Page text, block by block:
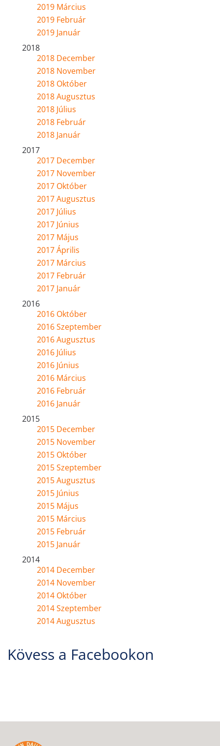
2019 Március
2019 Február
2019 Január
2018
2018 December
2018 November
2018 Október
2018 Augusztus
2018 Július
2018 Február
2018 Január
2017
2017 December
2017 November
2017 Október
2017 Augusztus
2017 Július
2017 Június
2017 Május
2017 Április
2017 Március
2017 Február
2017 Január
2016
2016 Október
2016 Szeptember
2016 Augusztus
2016 Július
2016 Június
2016 Március
2016 Február
2016 Január
2015
2015 December
2015 November
2015 Október
2015 Szeptember
2015 Augusztus
2015 Június
2015 Május
2015 Március
2015 Február
2015 Január
2014
2014 December
2014 November
2014 Október
2014 Szeptember
2014 Augusztus
Kövess a Facebookon